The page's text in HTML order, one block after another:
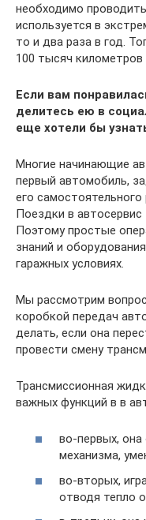
необходимо
используется в
то и два раза в год.
100 тысяч
Если вам
делитесь ею в
еще хотели бы
Многие начинающие
первый автомобиль,
его
Поездки в
Поэтому простые
знаний и
гаражных условиях.
Мы рассмотрим
коробкой передач
делать, если она
провести смену
Трансмиссионная
важных функций в в
во-первых,
механизма,
во-вторых,
отводя тепло